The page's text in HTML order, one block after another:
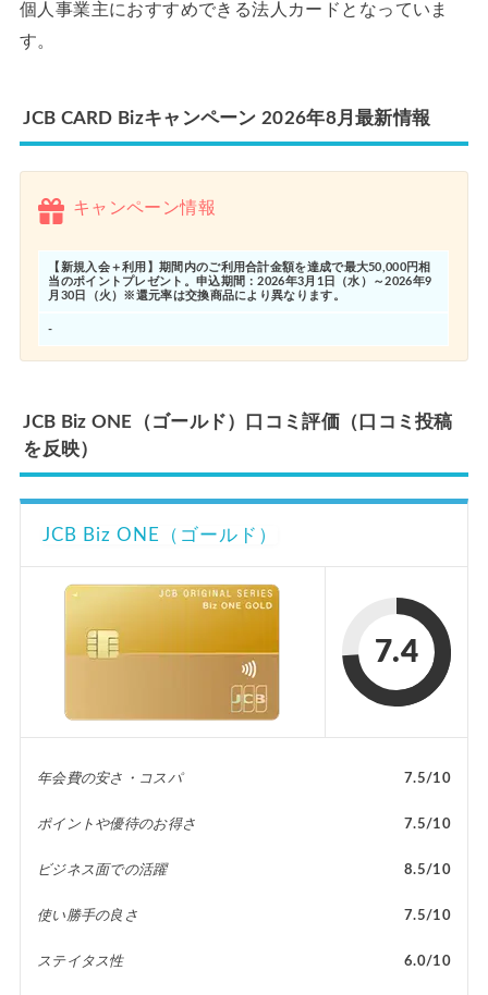
個人事業主におすすめできる法人カードとなっていま
す。
JCB CARD Bizキャンペーン 2026年8月最新情報
キャンペーン情報
【新規入会＋利用】期間内のご利用合計金額を達成で最大50,000円相
当のポイントプレゼント。申込期間：2026年3月1日（水）～2026年9
月30日（火）※還元率は交換商品により異なります。
-
JCB Biz ONE（ゴールド）口コミ評価（口コミ投稿
を反映）
JCB Biz ONE（ゴールド）
7.4
年会費の安さ・コスパ 7.5/10
ポイントや優待のお得さ 7.5/10
ビジネス面での活躍 8.5/10
使い勝手の良さ 7.5/10
ステイタス性 6.0/10